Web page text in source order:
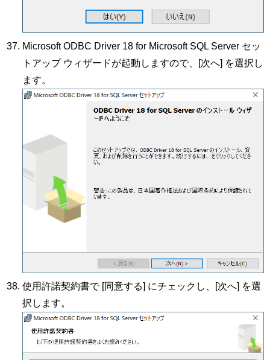
Microsoft ODBC Driver 18 for Microsoft SQL Server セッ
トアップ ウィザードが起動しますので、[次へ] を選択し
ます。
使用許諾契約書で [同意する] にチェックし、[次へ] を選
択します。